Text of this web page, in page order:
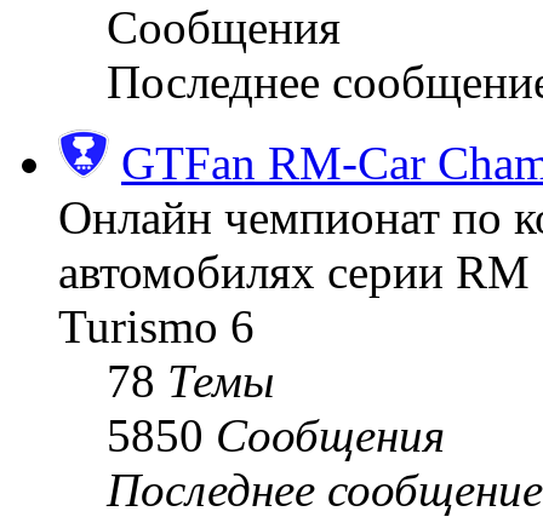
Сообщения
Последнее
GTFan RM-Car
Онлайн чемпионат по
автомобилях серии
Turismo 6
78 Темы
5850 Сообщения
Последнее сообщение